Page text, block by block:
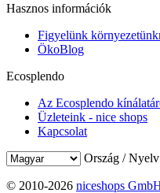
Hasznos információk
Figyelünk
ÖkoBlog
Ecosplendo
Az Ecosplendo
Üzleteink - nice shops
Kapcsolat
Ország /
© 2010-2026 niceshops